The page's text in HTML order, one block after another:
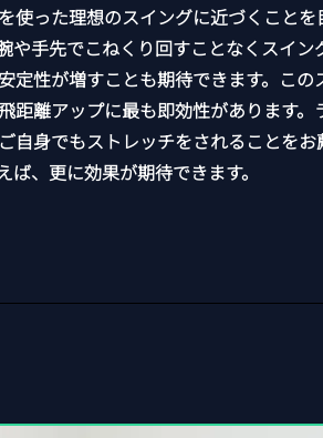
使った理想のスイングに近づくことを
や手先でこねくり回すことなくスイン
定性が増すことも期待できます。この
距離アップに最も即効性があります。
自身でもストレッチをされることをお
ば、更に効果が期待できます。